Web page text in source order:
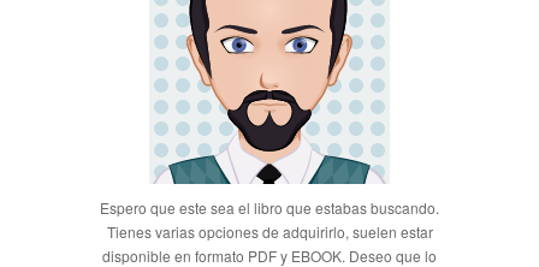
Espero que este sea el libro que estabas buscando.
Tienes varias opciones de adquirirlo, suelen estar
disponible en formato PDF y EBOOK. Deseo que lo